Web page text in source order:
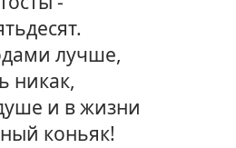
лучше,
никак,
и в жизни
коньяк!